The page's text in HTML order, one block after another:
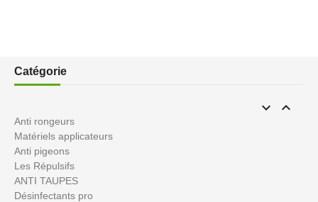
Catégorie
 
Anti rongeurs
Matériels applicateurs
Anti pigeons
Les Répulsifs
ANTI TAUPES
Désinfectants pro